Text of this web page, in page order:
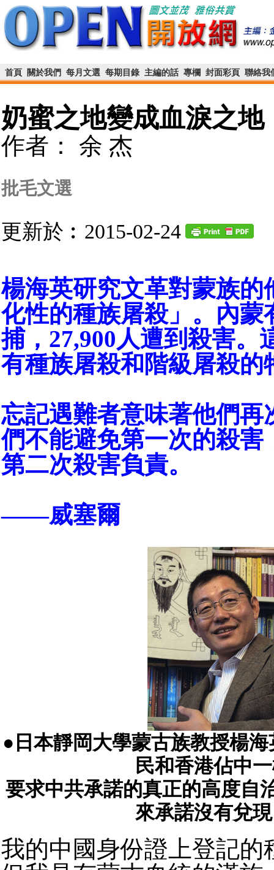
首頁 關於我們 每月文選 每期目錄 主編的話 專欄 封面彩頁 聯絡我
奶蜜之地變成血淚之地
作者： 余 杰
批毛文選
更新於︰2015-02-24
楊海英研究文革對蒙族的
化性的種族屠殺」。內蒙
捕，27,900人遭到殺害。
有種族屠殺和階級屠殺的
忘記遇難者意味著他們再
們不能避免第一次的殺害
第二次殺害負責。
——威塞爾
●日本靜岡大學蒙古族教授楊
民和香港佔中
要求中共承諾的真正的高度自
來承諾沒有兌
我的中國身份證上登記的